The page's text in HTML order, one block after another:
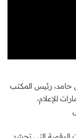
حامد، رئيس المكتب
للإعلام،